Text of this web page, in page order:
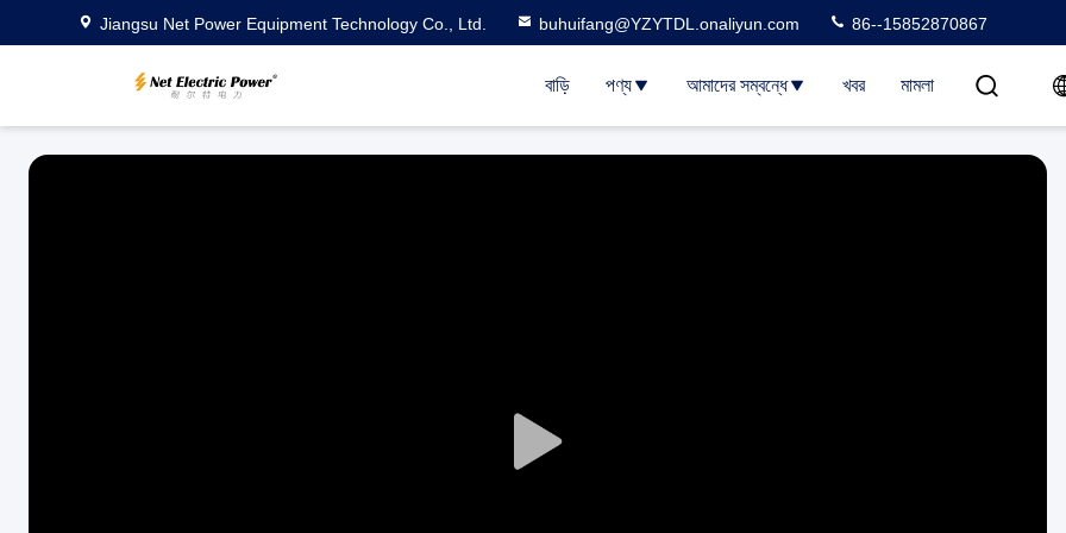
Jiangsu Net Power Equipment Technology Co., Ltd. buhuifang@YZYTDL.onaliyun.com 86--15852870867
বাড়ি পণ্য আমাদের সম্বন্ধে খবর মামলা
Play